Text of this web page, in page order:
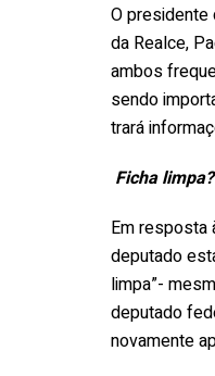
O presidente
da Realce,
ambos
sendo
trará
Ficha limpa?
Em resposta
deputado
limpa”-
deputado
novamente